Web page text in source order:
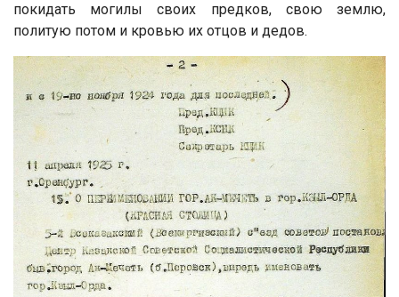
покидать могилы своих предков, свою землю,
политую потом и кровью их отцов и дедов.